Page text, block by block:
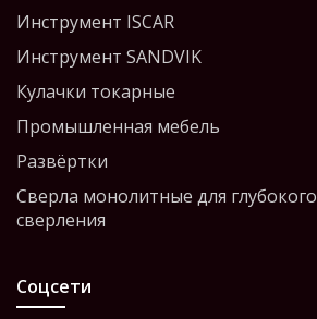
Инструмент ISCAR
Инструмент SANDVIK
Кулачки токарные
Промышленная мебель
Развёртки
Сверла монолитные для глубокого
сверления
Соцсети